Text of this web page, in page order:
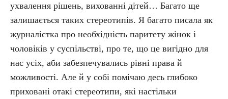
ухвалення рішень, вихованні дітей… Багато ще
залишається таких стереотипів. Я багато писала як
журналістка про необхідність паритету жінок і
чоловіків у суспільстві, про те, що це вигідно для
нас усіх, аби забезпечувались рівні права й
можливості. Але й у собі помічаю десь глибоко
приховані отакі стереотипи, які настільки